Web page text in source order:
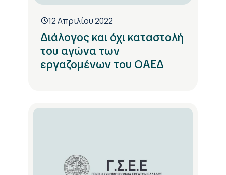
12 Απριλίου 2022
Διάλογος και όχι καταστολή
του αγώνα των
εργαζομένων του ΟΑΕΔ